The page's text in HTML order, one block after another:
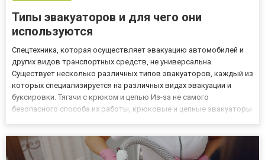
Типы эвакуаторов и для чего они
используются
Спецтехника, которая осуществляет эвакуацию автомобилей и
других видов транспортных средств, не универсальна.
Существует несколько различных типов эвакуаторов, каждый из
которых специализируется на различных видах эвакуации и
буксировки. Тягачи с крюком и цепью Из-за не самого
безопасного способа их работы, крюковые и цепные эвакуаторы
прикреп...